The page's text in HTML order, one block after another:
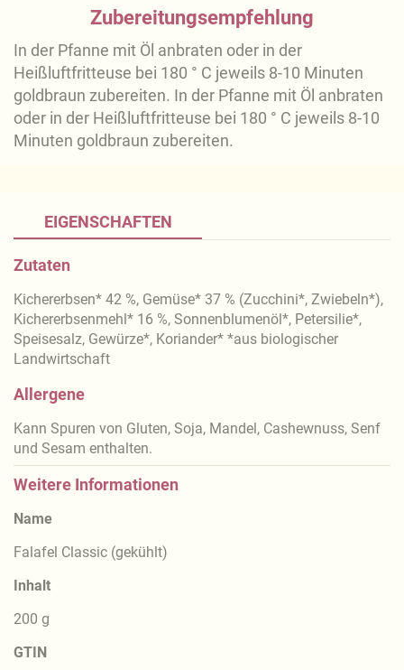
Zubereitungsempfehlung
In der Pfanne mit Öl anbraten oder in der
Heißluftfritteuse bei 180 ° C jeweils 8-10 Minuten
goldbraun zubereiten. In der Pfanne mit Öl anbraten
oder in der Heißluftfritteuse bei 180 ° C jeweils 8-10
Minuten goldbraun zubereiten.
EIGENSCHAFTEN
Zutaten
Kichererbsen* 42 %, Gemüse* 37 % (Zucchini*, Zwiebeln*),
Kichererbsenmehl* 16 %, Sonnenblumenöl*, Petersilie*,
Speisesalz, Gewürze*, Koriander* *aus biologischer
Landwirtschaft
Allergene
Kann Spuren von Gluten, Soja, Mandel, Cashewnuss, Senf
und Sesam enthalten.
Weitere Informationen
Name
Falafel Classic (gekühlt)
Inhalt
200 g
GTIN